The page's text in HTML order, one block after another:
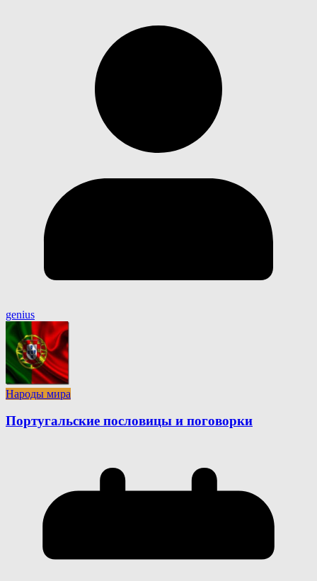
genius
Народы мира
Португальские пословицы и поговорки